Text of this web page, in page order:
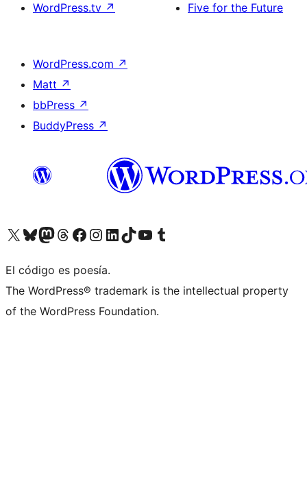
WordPress.tv ↗
Five for the Future
WordPress.com ↗
Matt ↗
bbPress ↗
BuddyPress ↗
Visit our X (formerly Twitter) account
Visit our Bluesky account
Visit our Mastodon account
Visit our Threads account
Visita nuestra página de Facebook
Visita nuestra cuenta de Instagram
Visita nuestra cuenta de LinkedIn
Visit our TikTok account
Visita nuestro canal de YouTube
Visit our Tumblr account
El código es poesía.
The WordPress® trademark is the intellectual property
of the WordPress Foundation.